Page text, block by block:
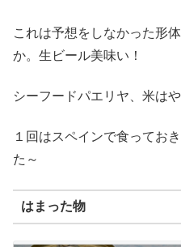
これは予想をしなかった形
か。生ビール美味い！
シーフードパエリヤ、米は
１回はスペインで食ってお
た～
はまった物